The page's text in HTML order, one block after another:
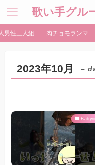
歌い手グル
男性三人組 肉チョモランマ
2023年10月 –